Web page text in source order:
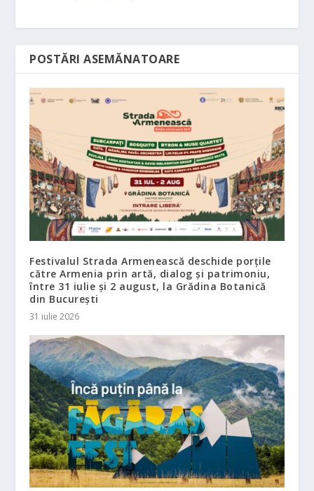
POSTĂRI ASEMĂNATOARE
Festivalul Strada Armenească deschide porțile
către Armenia prin artă, dialog și patrimoniu,
între 31 iulie și 2 august, la Grădina Botanică
din București
31 iulie 2026